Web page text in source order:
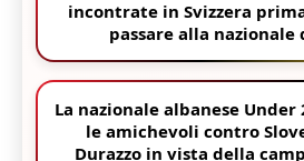
incontrate in Svizzera
passare alla nazionale
La nazionale albanese
le amichevoli contro
Durazzo in vista della